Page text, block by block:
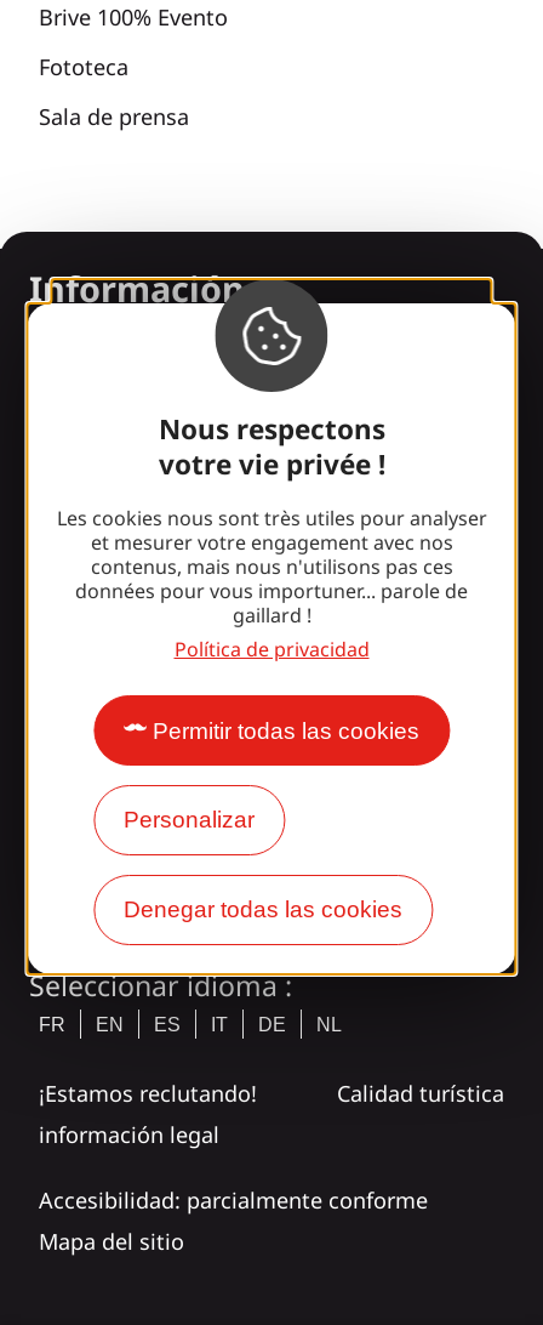
Nous respectons
votre vie privée !
Les cookies nous sont très utiles pour analyser
et mesurer votre engagement avec nos
contenus, mais nous n'utilisons pas ces
données pour vous importuner... parole de
gaillard !
Política de privacidad
Permitir todas las cookies
Personalizar
Denegar todas las cookies
Brive 100% Evento
Fototeca
Sala de prensa
Información
¿Le sorprende nuestro
diseño?
Nuestros horarios
Acceso y transporte
Nuestros folletos
¡Únete a la pandilla
Gaillarde!
Seleccionar idioma :
FR EN ES IT DE NL
¡Estamos reclutando!
Calidad turística
información legal
Accesibilidad: parcialmente conforme
Mapa del sitio